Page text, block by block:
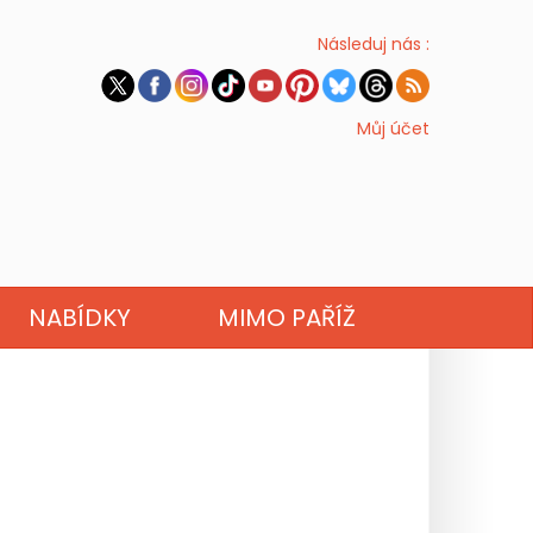
Následuj nás :
Můj účet
NABÍDKY MIMO PAŘÍŽ